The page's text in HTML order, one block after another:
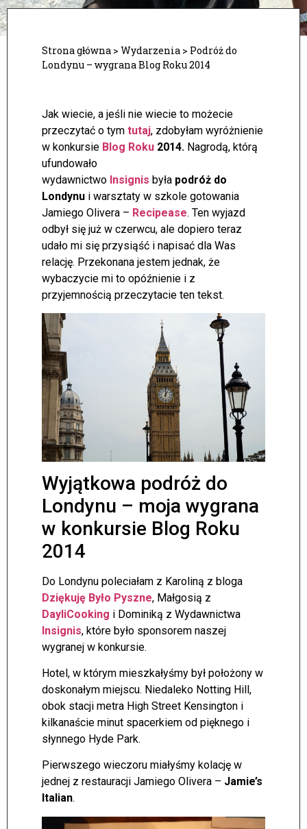
Strona główna > Wydarzenia > Podróż do
Londynu – wygrana Blog Roku 2014
Jak wiecie, a jeśli nie wiecie to możecie
przeczytać o tym tutaj, zdobyłam wyróżnienie
w konkursie Blog Roku 2014. Nagrodą, którą
ufundowało
wydawnictwo Insignis była podróż do
Londynu i warsztaty w szkole gotowania
Jamiego Olivera – Recipease. Ten wyjazd
odbył się już w czerwcu, ale dopiero teraz
udało mi się przysiąść i napisać dla Was
relację. Przekonana jestem jednak, że
wybaczycie mi to opóźnienie i z
przyjemnością przeczytacie ten tekst.
Wyjątkowa podróż do
Londynu – moja wygrana
w konkursie Blog Roku
2014
Do Londynu poleciałam z Karoliną z bloga
Dziękuję Było Pyszne, Małgosią z
DayliCooking i Dominiką z Wydawnictwa
Insignis, które było sponsorem naszej
wygranej w konkursie.
Hotel, w którym mieszkałyśmy był położony w
doskonałym miejscu. Niedaleko Notting Hill,
obok stacji metra High Street Kensington i
kilkanaście minut spacerkiem od pięknego i
słynnego Hyde Park.
Pierwszego wieczoru miałyśmy kolację w
jednej z restauracji Jamiego Olivera – Jamie’s
Italian.